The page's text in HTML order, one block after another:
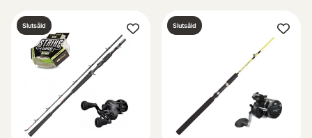
Slutsåld Slutsåld